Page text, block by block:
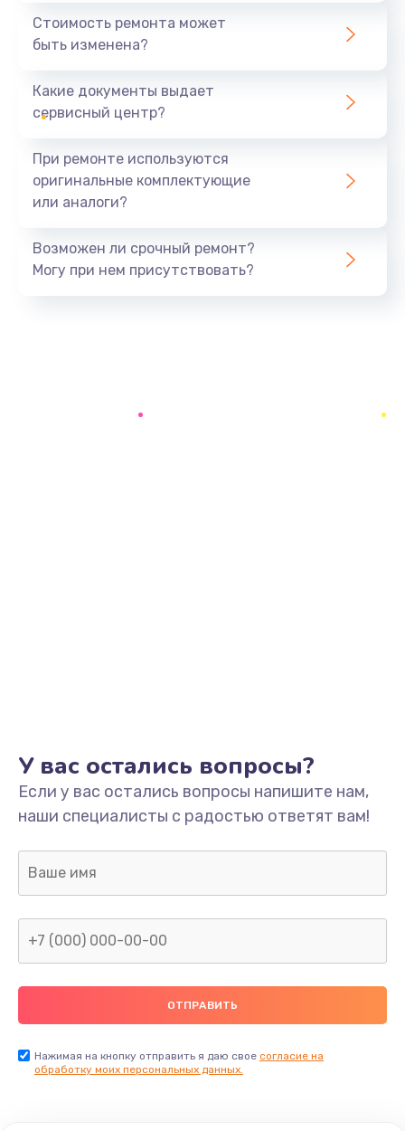
490 руб.
Замена вебкамеры
Ремонт петель крышки
Заказать
Замена USB порта
990 руб.
Заказать
Замена микрофона
690 руб.
Заказать
Стоимость ремонта может
быть изменена?
Какие документы выдает
сервисный центр?
При ремонте используются
оригинальные комплектующие
или аналоги?
Возможен ли срочный ремонт?
Могу при нем присутствовать?
У вас остались вопросы?
Если у вас остались вопросы напишите нам,
наши специалисты с радостью ответят вам!
Нажимая на кнопку отправить я даю свое согласие на
обработку моих персональных данных.